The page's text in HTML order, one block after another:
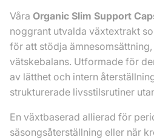
Våra Organic Slim Support
noggrant utvalda växtextrakt
för att stödja
vätskebalans. Utformade för
av lätthet och intern
strukturerade livsstilsrutiner
En växtbaserad allierad för
säsongsåterställning eller när